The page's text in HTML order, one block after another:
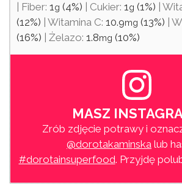
Fiber: 1g (4%) Cukier: 1g (1%)
(12%) Witamina C: 10.9mg (13%)
(16%) Żelazo: 1.8mg (10%)
MASZ
Zrób zdjęcie potrawy i
@dorotakaminska lub
#dorotainsuperfood. Przyjdę